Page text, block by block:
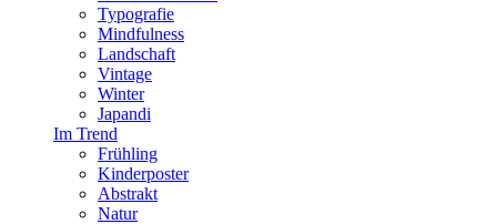
Typografie
Mindfulness
Landschaft
Vintage
Winter
Japandi
Im Trend
Frühling
Kinderposter
Abstrakt
Natur